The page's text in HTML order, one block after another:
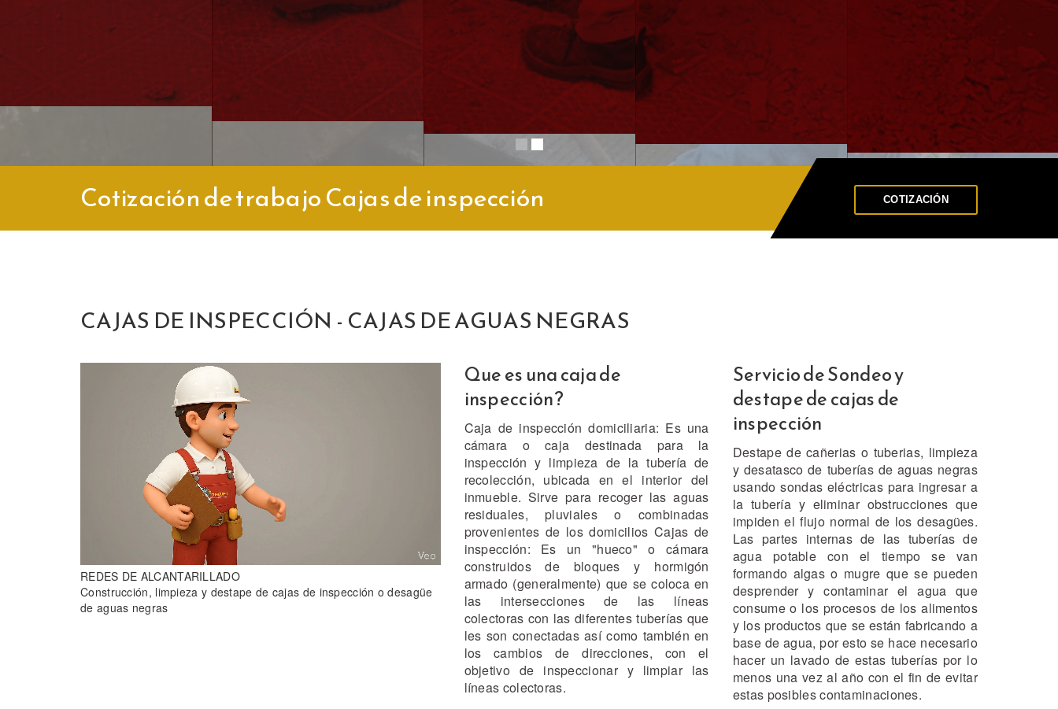
LLAMAR WHATSAPP
Cotización de trabajo Cajas de inspección COTIZACIÓN
CAJAS DE INSPECCIÓN - CAJAS DE AGUAS NEGRAS
REDES DE ALCANTARILLADO
Construcción, limpieza y destape de cajas de inspección o desagüe
de aguas negras
Que es una caja de
inspección?
Caja de inspección domiciliaria: Es una
cámara o caja destinada para la
inspección y limpieza de la tubería de
recolección, ubicada en el interior del
inmueble. Sirve para recoger las aguas
residuales, pluviales o combinadas
provenientes de los domicilios Cajas de
inspección: Es un "hueco" o cámara
construidos de bloques y hormigón
armado (generalmente) que se coloca en
las intersecciones de las líneas
colectoras con las diferentes tuberías que
les son conectadas así como también en
los cambios de direcciones, con el
objetivo de inspeccionar y limpiar las
líneas colectoras.
Servicio de Sondeo y
destape de cajas de
inspección
Destape de cañerias o tuberias, limpieza
y desatasco de tuberías de aguas negras
usando sondas eléctricas para ingresar a
la tubería y eliminar obstrucciones que
impiden el flujo normal de los desagües.
Las partes internas de las tuberías de
agua potable con el tiempo se van
formando algas o mugre que se pueden
desprender y contaminar el agua que
consume o los procesos de los alimentos
y los productos que se están fabricando a
base de agua, por esto se hace necesario
hacer un lavado de estas tuberías por lo
menos una vez al año con el fin de evitar
estas posibles contaminaciones.
Chat de Whatsapp